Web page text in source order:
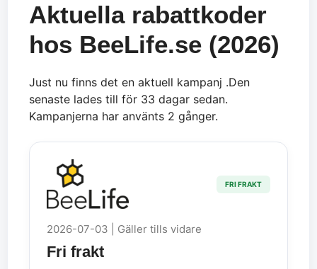
Aktuella rabattkoder
hos BeeLife.se (2026)
Just nu finns det en aktuell kampanj .Den
senaste lades till för 33 dagar sedan.
Kampanjerna har använts 2 gånger.
FRI FRAKT
2026-07-03 | Gäller tills vidare
Fri frakt